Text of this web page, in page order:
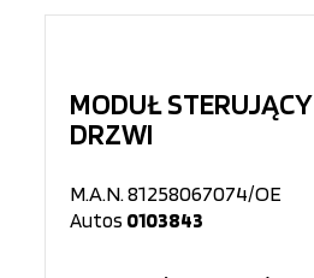
MODUŁ STERUJĄCY
DRZWI
M.A.N. 81258067074/OE
Autos 0103843